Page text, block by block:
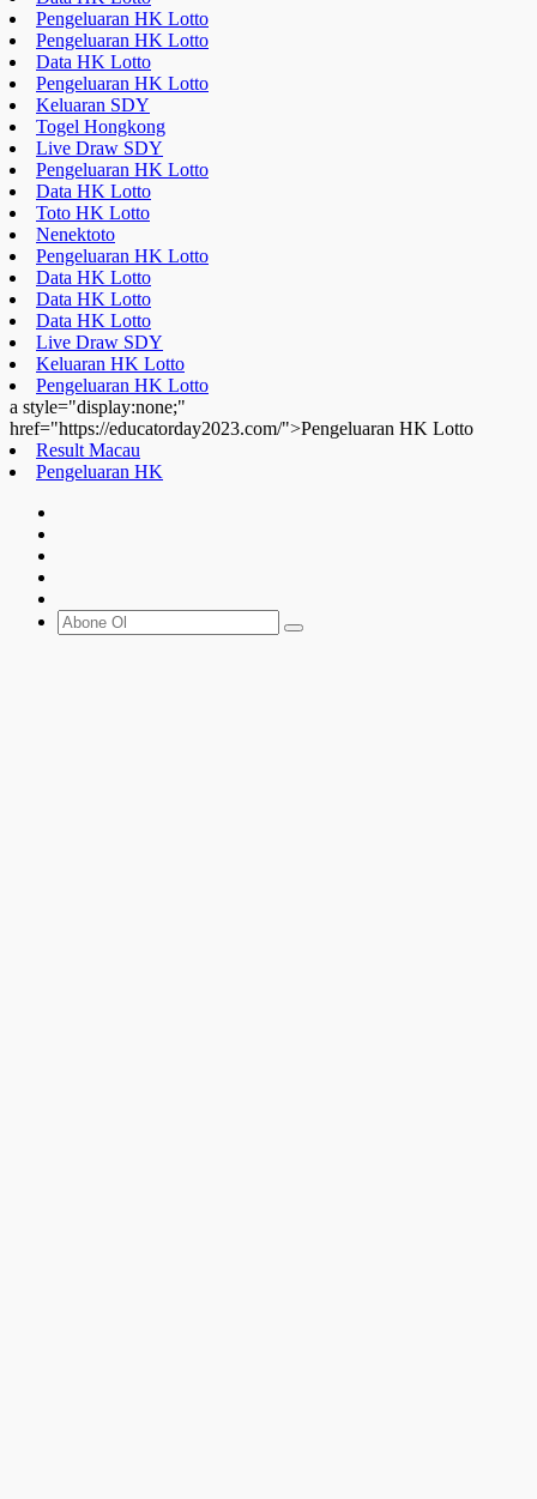
Pengeluaran HK Lotto
Pengeluaran HK Lotto
Data HK Lotto
Pengeluaran HK Lotto
Keluaran SDY
Togel Hongkong
Live Draw SDY
Pengeluaran HK Lotto
Data HK Lotto
Toto HK Lotto
Nenektoto
Pengeluaran HK Lotto
Data HK Lotto
Data HK Lotto
Data HK Lotto
Live Draw SDY
Keluaran HK Lotto
Pengeluaran HK Lotto
a style="display:none;"
href="https://educatorday2023.com/">Pengeluaran HK Lotto
Result Macau
Pengeluaran HK